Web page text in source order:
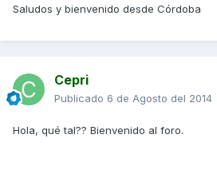
Saludos y bienvenido desde Córdoba
Cepri
Publicado 6 de Agosto del 2014
Hola, qué tal?? Bienvenido al foro.